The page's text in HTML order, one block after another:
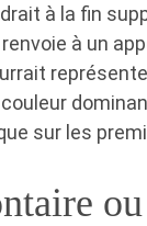
à la fin
à un
sur les